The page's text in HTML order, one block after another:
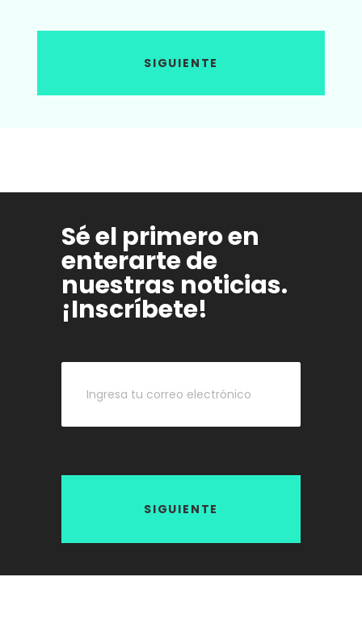
SIGUIENTE
Sé el primero en
enterarte de
nuestras noticias.
¡Inscríbete!
SIGUIENTE